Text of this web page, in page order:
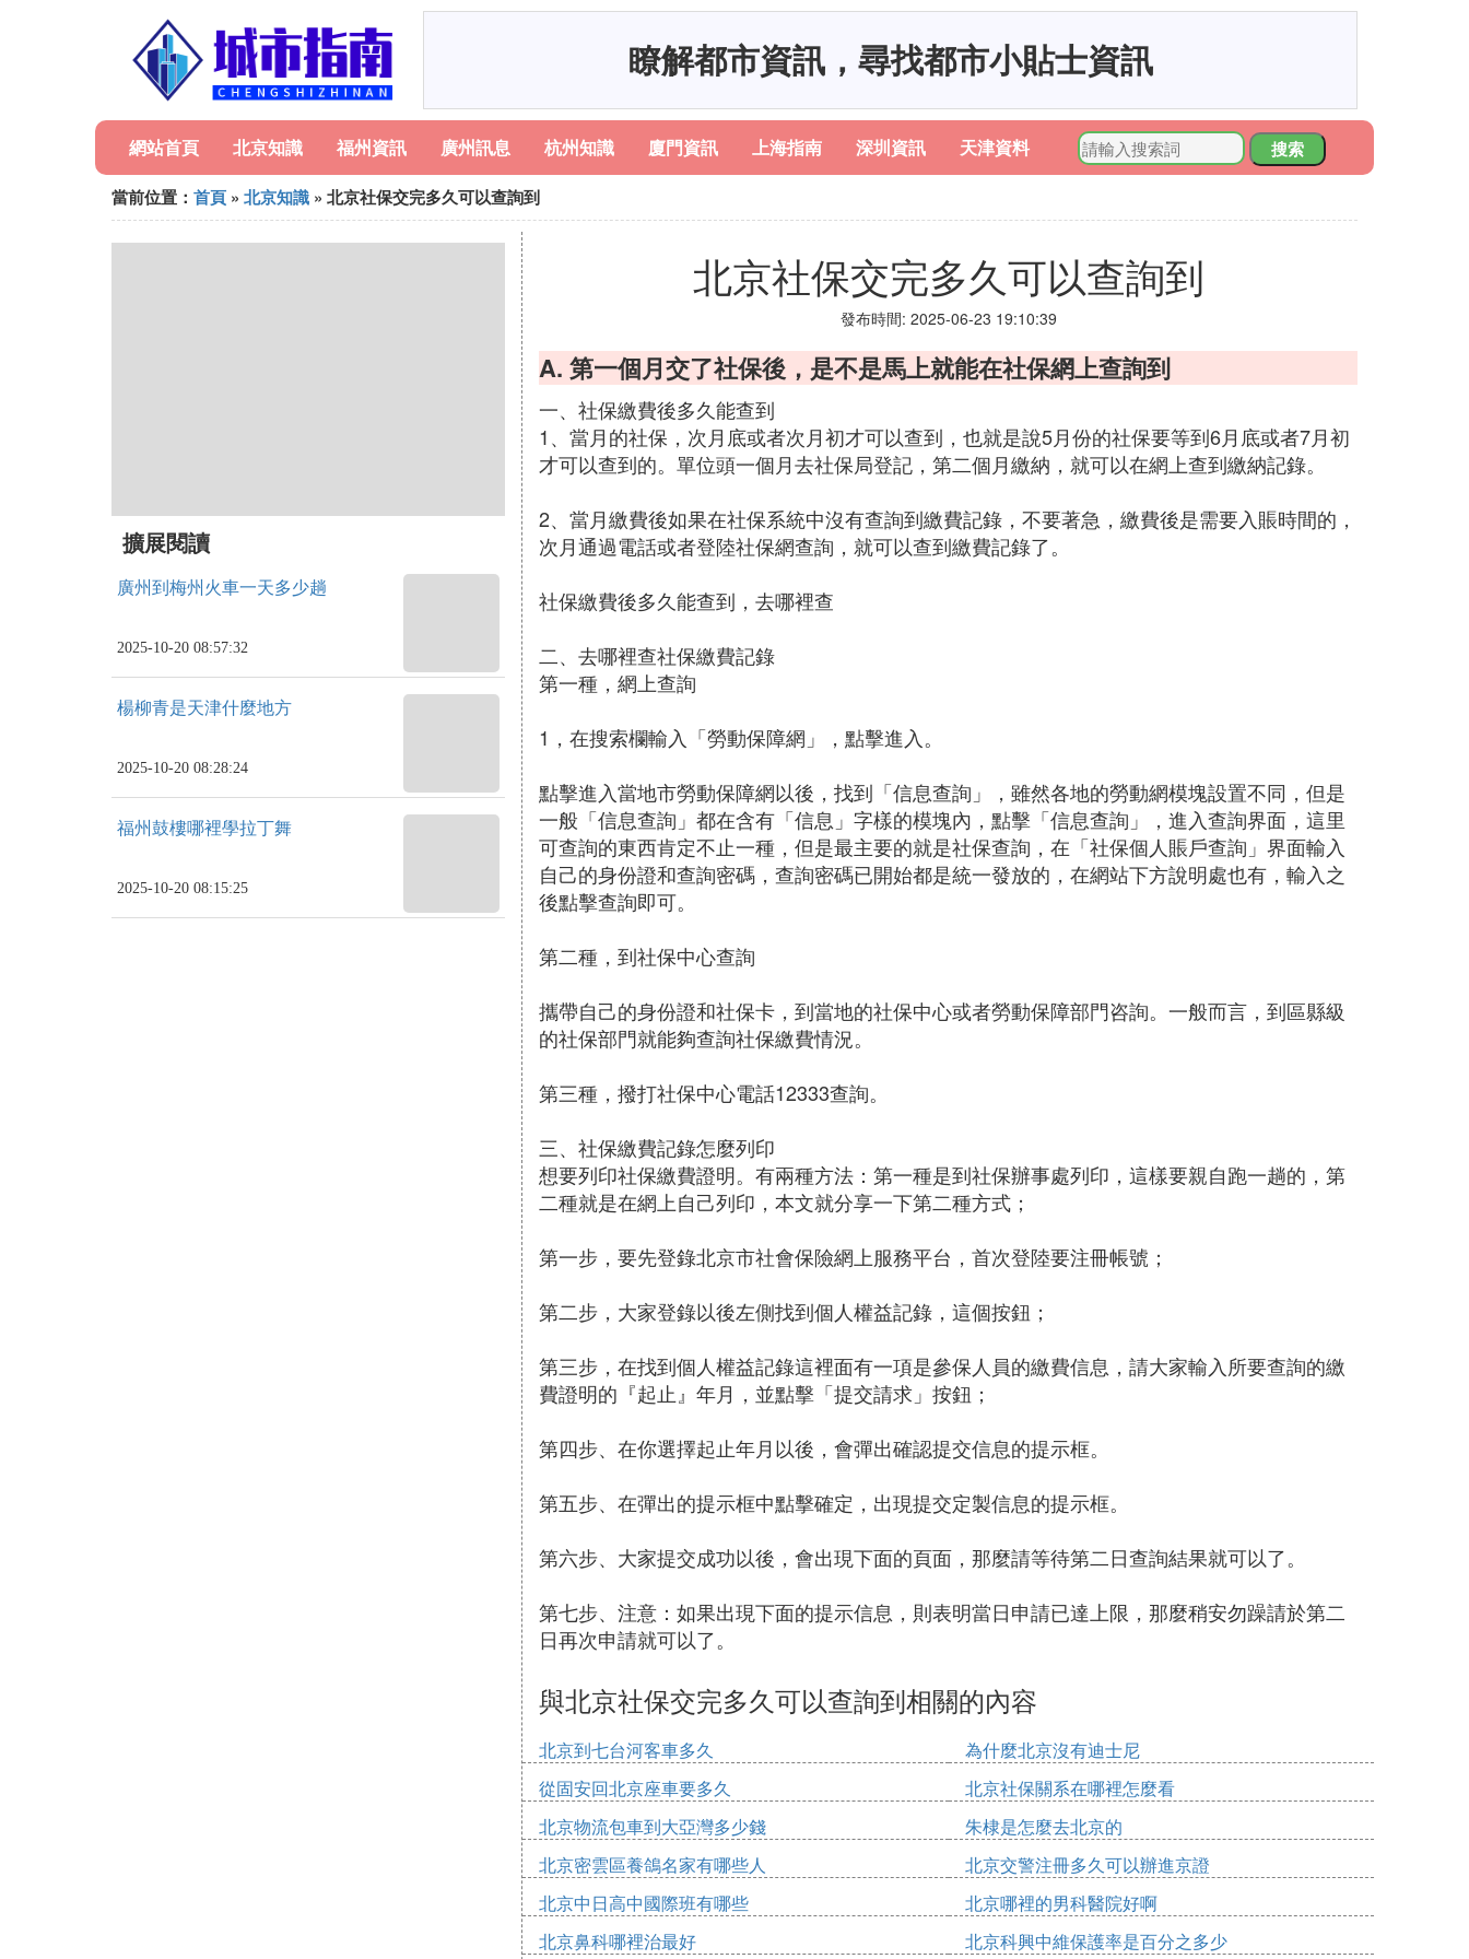
瞭解都市資訊，尋找都市小貼士資訊
網站首頁 北京知識 福州資訊 廣州訊息 杭州知識 廈門資訊 上海指南 深圳資訊 天津資料
搜索
當前位置： 首頁 » 北京知識 » 北京社保交完多久可以查詢到
擴展閱讀
廣州到梅州火車一天多少趟
2025-10-20 08:57:32
楊柳青是天津什麼地方
2025-10-20 08:28:24
福州鼓樓哪裡學拉丁舞
2025-10-20 08:15:25
北京社保交完多久可以查詢到
發布時間: 2025-06-23 19:10:39
A. 第一個月交了社保後，是不是馬上就能在社保網上查詢到
一、社保繳費後多久能查到
1、當月的社保，次月底或者次月初才可以查到，也就是說5月份的社保要等到6月底或者7月初
才可以查到的。單位頭一個月去社保局登記，第二個月繳納，就可以在網上查到繳納記錄。
2、當月繳費後如果在社保系統中沒有查詢到繳費記錄，不要著急，繳費後是需要入賬時間的，
次月通過電話或者登陸社保網查詢，就可以查到繳費記錄了。
社保繳費後多久能查到，去哪裡查
二、去哪裡查社保繳費記錄
第一種，網上查詢
1，在搜索欄輸入「勞動保障網」，點擊進入。
點擊進入當地市勞動保障網以後，找到「信息查詢」，雖然各地的勞動網模塊設置不同，但是
一般「信息查詢」都在含有「信息」字樣的模塊內，點擊「信息查詢」，進入查詢界面，這里
可查詢的東西肯定不止一種，但是最主要的就是社保查詢，在「社保個人賬戶查詢」界面輸入
自己的身份證和查詢密碼，查詢密碼已開始都是統一發放的，在網站下方說明處也有，輸入之
後點擊查詢即可。
第二種，到社保中心查詢
攜帶自己的身份證和社保卡，到當地的社保中心或者勞動保障部門咨詢。一般而言，到區縣級
的社保部門就能夠查詢社保繳費情況。
第三種，撥打社保中心電話12333查詢。
三、社保繳費記錄怎麼列印
想要列印社保繳費證明。有兩種方法：第一種是到社保辦事處列印，這樣要親自跑一趟的，第
二種就是在網上自己列印，本文就分享一下第二種方式；
第一步，要先登錄北京市社會保險網上服務平台，首次登陸要注冊帳號；
第二步，大家登錄以後左側找到個人權益記錄，這個按鈕；
第三步，在找到個人權益記錄這裡面有一項是參保人員的繳費信息，請大家輸入所要查詢的繳
費證明的『起止』年月，並點擊「提交請求」按鈕；
第四步、在你選擇起止年月以後，會彈出確認提交信息的提示框。
第五步、在彈出的提示框中點擊確定，出現提交定製信息的提示框。
第六步、大家提交成功以後，會出現下面的頁面，那麼請等待第二日查詢結果就可以了。
第七步、注意：如果出現下面的提示信息，則表明當日申請已達上限，那麼稍安勿躁請於第二
日再次申請就可以了。
與北京社保交完多久可以查詢到相關的內容
北京到七台河客車多久
為什麼北京沒有迪士尼
從固安回北京座車要多久
北京社保關系在哪裡怎麼看
北京物流包車到大亞灣多少錢
朱棣是怎麼去北京的
北京密雲區養鴿名家有哪些人
北京交警注冊多久可以辦進京證
北京中日高中國際班有哪些
北京哪裡的男科醫院好啊
北京鼻科哪裡治最好
北京科興中維保護率是百分之多少